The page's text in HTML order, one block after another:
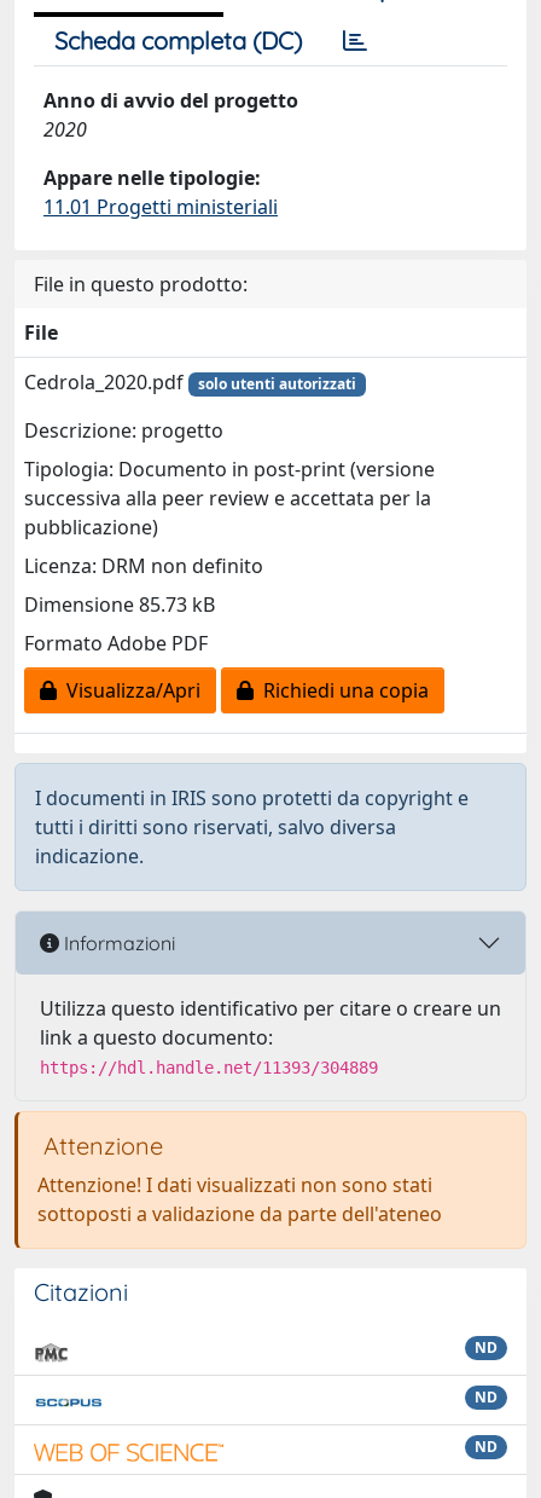
Scheda completa (DC)
Anno di avvio del progetto
2020
Appare nelle tipologie:
11.01 Progetti ministeriali
File in questo prodotto:
File
Cedrola_2020.pdf
solo utenti autorizzati
Descrizione: progetto
Tipologia: Documento in post-print (versione
successiva alla peer review e accettata per la
pubblicazione)
Licenza: DRM non definito
Dimensione 85.73 kB
Formato Adobe PDF
Visualizza/Apri
Richiedi una copia
I documenti in IRIS sono protetti da copyright e
tutti i diritti sono riservati, salvo diversa
indicazione.
Informazioni
Utilizza questo identificativo per citare o creare un
link a questo documento:
https://hdl.handle.net/11393/304889
Attenzione
Attenzione! I dati visualizzati non sono stati
sottoposti a validazione da parte dell'ateneo
Citazioni
ND
ND
ND